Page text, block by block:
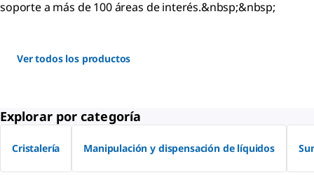
soporte a más de 100 áreas de interés.&nbsp;&nbsp;
Ver todos los productos
Explorar por categoría
Cristalería Manipulación y dispensación de líquidos